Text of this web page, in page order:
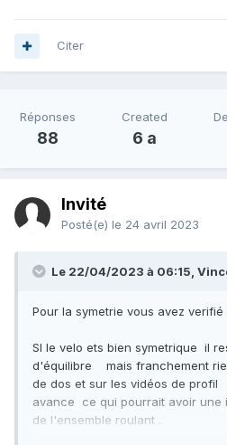
Citer
Réponses
88
Created
6 a
Invité
Posté(e) le 24 avril 2023
Le 22/04/2023 à 06:15,
Pour la symetrie vous avez verifié
SI le velo ets bien symetrique il
d'équilibre mais franchement
de dos et sur les vidéos de profil
avance ce qui pourrait avoir une
de l'ensemble roulant .